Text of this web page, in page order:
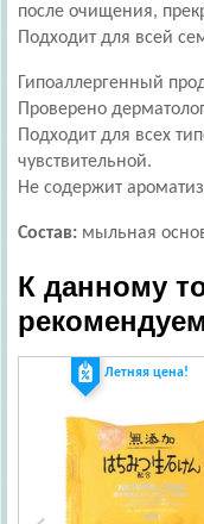
после очищения,
Подходит для всей
Гипоаллергенный
Проверено
Подходит для всех
чувствительной.
Не содержит
Состав: мыльная
К данному
Летняя цена!